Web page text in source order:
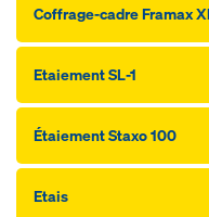
Coffrage-cadre Framax
Etaiement SL-1
Étaiement Staxo 100
Etais